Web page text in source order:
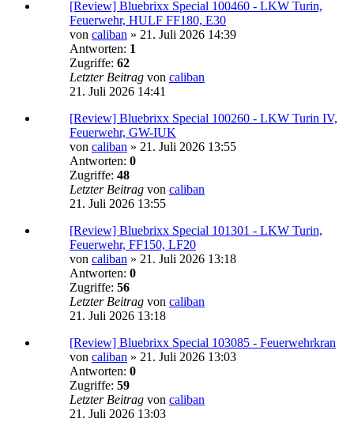
[Review] Bluebrixx Special 100460 - LKW Turin,
Feuerwehr, HULF FF180, E30
von caliban » 21. Juli 2026 14:39
Antworten: 1
Zugriffe: 62
Letzter Beitrag von caliban
21. Juli 2026 14:41
[Review] Bluebrixx Special 100260 - LKW Turin IV,
Feuerwehr, GW-IUK
von caliban » 21. Juli 2026 13:55
Antworten: 0
Zugriffe: 48
Letzter Beitrag von caliban
21. Juli 2026 13:55
[Review] Bluebrixx Special 101301 - LKW Turin,
Feuerwehr, FF150, LF20
von caliban » 21. Juli 2026 13:18
Antworten: 0
Zugriffe: 56
Letzter Beitrag von caliban
21. Juli 2026 13:18
[Review] Bluebrixx Special 103085 - Feuerwehrkran
von caliban » 21. Juli 2026 13:03
Antworten: 0
Zugriffe: 59
Letzter Beitrag von caliban
21. Juli 2026 13:03